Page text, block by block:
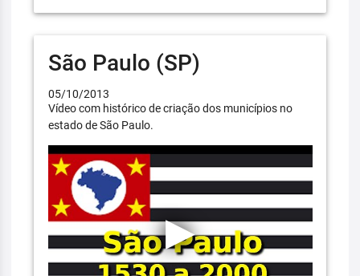
São Paulo (SP)
05/10/2013
Vídeo com histórico de criação dos municípios no
estado de São Paulo.